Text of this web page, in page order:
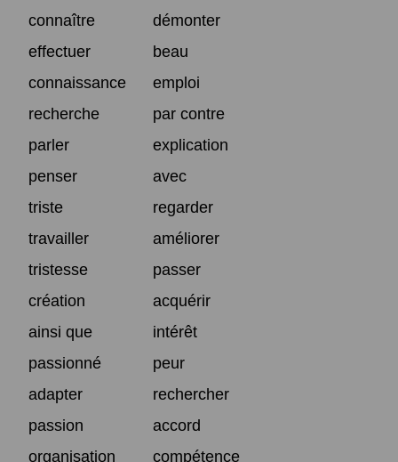
connaître
démonter
effectuer
beau
connaissance
emploi
recherche
par contre
parler
explication
penser
avec
triste
regarder
travailler
améliorer
tristesse
passer
création
acquérir
ainsi que
intérêt
passionné
peur
adapter
rechercher
passion
accord
organisation
compétence